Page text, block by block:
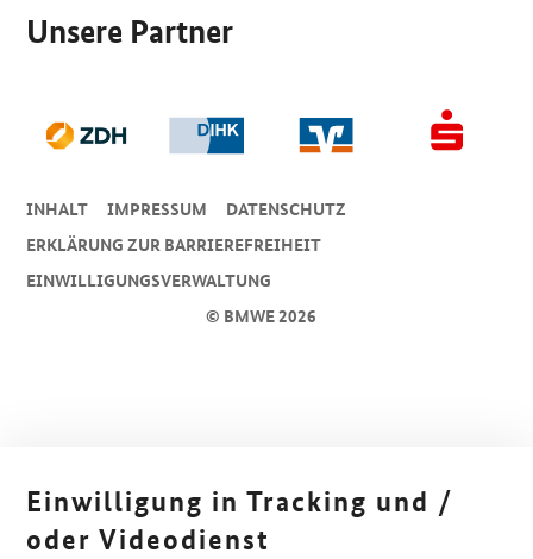
Unsere Partner
© BMWE 2026
INHALT IMPRESSUM
DA­TEN­SCHUTZ
ERKLÄRUNG ZUR BARRIEREFREIHEIT
EINWILLIGUNGSVERWALTUNG
Einwilligung in Tracking und /
oder Videodienst